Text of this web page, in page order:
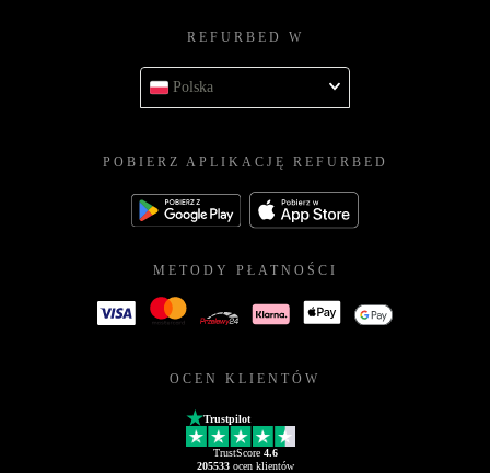
REFURBED W
Polska
POBIERZ APLIKACJĘ REFURBED
METODY PŁATNOŚCI
OCEN KLIENTÓW
Trustpilot
TrustScore 4.6
205533ocen klientów